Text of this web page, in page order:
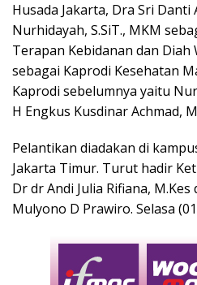
Husada Jakarta, Dra Sri
Nurhidayah, S.SiT., MKM
Terapan Kebidanan dan Diah
sebagai Kaprodi Kesehatan
Kaprodi sebelumnya yaitu
H Engkus Kusdinar Achmad,
Pelantikan diadakan di
Jakarta Timur. Turut hadir
Dr dr Andi Julia Rifiana,
Mulyono D Prawiro. Selasa